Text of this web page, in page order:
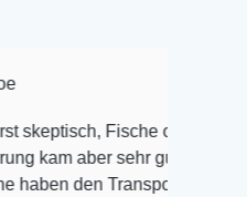
Fische online zu bestellen!
sehr gut verpackt an und
Transport überlebt! Vielen